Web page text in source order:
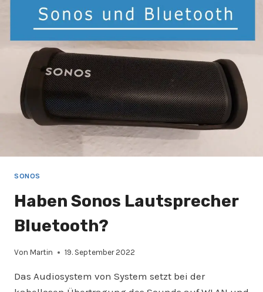
SONOS
Haben Sonos Lautsprecher
Bluetooth?
Von Martin 19. September 2022
Das Audiosystem von System setzt bei der